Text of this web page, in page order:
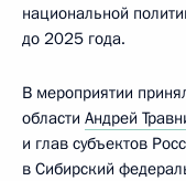
национальной
до 2025 года.
В мероприятии
области Андрей
и глав субъектов
в Сибирский